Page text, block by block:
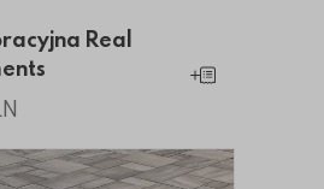
Real Nature Moments
Real Nature Moments
Real
Dodaj do